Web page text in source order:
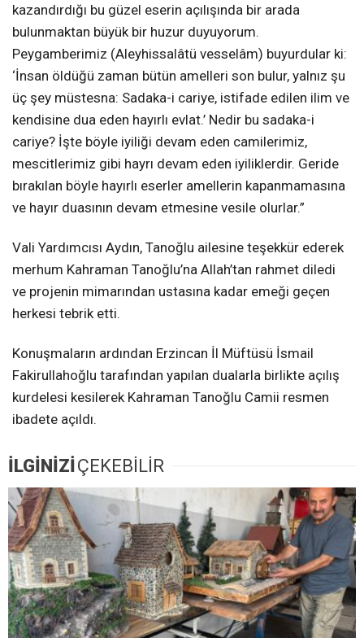
kazandırdığı bu güzel eserin açılışında bir arada
bulunmaktan büyük bir huzur duyuyorum.
Peygamberimiz (Aleyhissalâtü vesselâm) buyurdular ki:
‘İnsan öldüğü zaman bütün amelleri son bulur, yalnız şu
üç şey müstesna: Sadaka-i cariye, istifade edilen ilim ve
kendisine dua eden hayırlı evlat.’ Nedir bu sadaka-i
cariye? İşte böyle iyiliği devam eden camilerimiz,
mescitlerimiz gibi hayrı devam eden iyiliklerdir. Geride
bırakılan böyle hayırlı eserler amellerin kapanmamasına
ve hayır duasının devam etmesine vesile olurlar.”
Vali Yardımcısı Aydın, Tanoğlu ailesine teşekkür ederek
merhum Kahraman Tanoğlu’na Allah’tan rahmet diledi
ve projenin mimarından ustasına kadar emeği geçen
herkesi tebrik etti.
Konuşmaların ardından Erzincan İl Müftüsü İsmail
Fakirullahoğlu tarafından yapılan dualarla birlikte açılış
kurdelesi kesilerek Kahraman Tanoğlu Camii resmen
ibadete açıldı.
İLGİNİZİÇEKEBİLİR